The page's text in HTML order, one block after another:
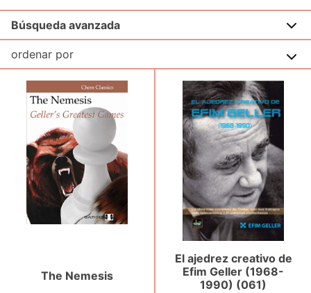
Búsqueda avanzada
The Nemesis
El ajedrez creativo de
Efim Geller (1968-
1990) (061)